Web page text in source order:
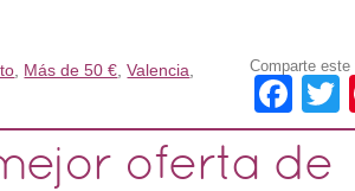
Más de 50 € ,Valencia Comparte este
oferta de